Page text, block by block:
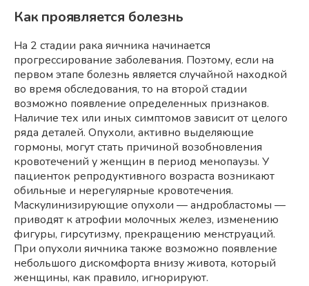
Как проявляется болезнь
На 2 стадии рака яичника начинается
прогрессирование заболевания. Поэтому, если на
первом этапе болезнь является случайной находкой
во время обследования, то на второй стадии
возможно появление определенных признаков.
Наличие тех или иных симптомов зависит от целого
ряда деталей. Опухоли, активно выделяющие
гормоны, могут стать причиной возобновления
кровотечений у женщин в период менопаузы. У
пациенток репродуктивного возраста возникают
обильные и нерегулярные кровотечения.
Маскулинизирующие опухоли — андробластомы —
приводят к атрофии молочных желез, изменению
фигуры, гирсутизму, прекращению менструаций.
При опухоли яичника также возможно появление
небольшого дискомфорта внизу живота, который
женщины, как правило, игнорируют.